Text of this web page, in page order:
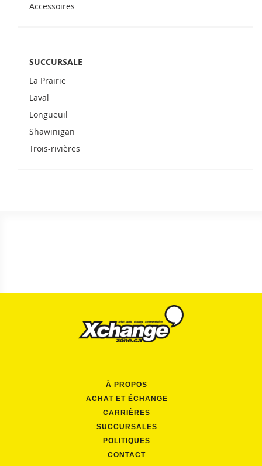
Accessoires
SUCCURSALE
La Prairie
Laval
Longueuil
Shawinigan
Trois-rivières
À PROPOS
ACHAT ET ÉCHANGE
CARRIÈRES
SUCCURSALES
POLITIQUES
CONTACT